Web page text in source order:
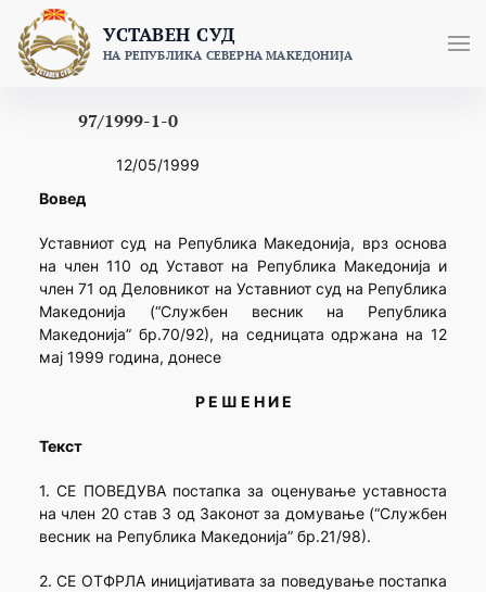
content
УСТАВЕН СУД
НА РЕПУБЛИКА СЕВЕРНА МАКЕДОНИЈА
97/1999-1-0
12/05/1999
Вовед
Уставниот суд на Република Македонија, врз основа
на член 110 од Уставот на Република Македонија и
член 71 од Деловникот на Уставниот суд на Република
Македонија (“Службен весник на Република
Македонија” бр.70/92), на седницата одржана на 12
мај 1999 година, донесе
Р Е Ш Е Н И Е
Текст
1. СЕ ПОВЕДУВА постапка за оценување уставноста
на член 20 став 3 од Законот за домување (“Службен
весник на Република Македонија” бр.21/98).
2. СЕ ОТФРЛА иницијативата за поведување постапка